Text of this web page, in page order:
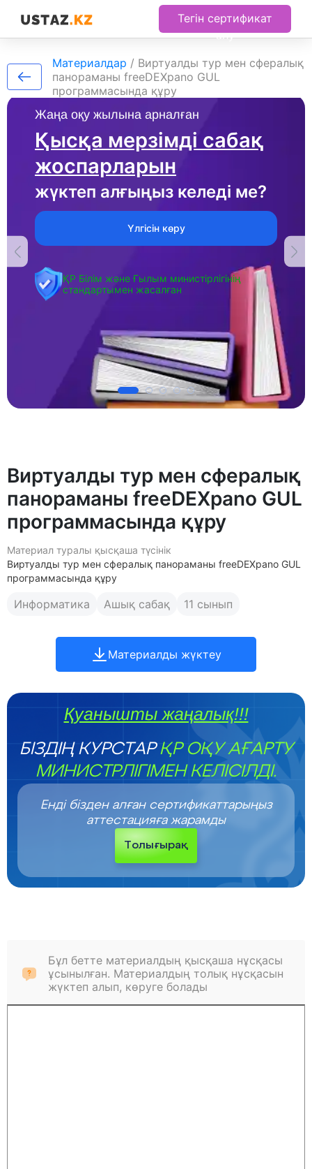
Тегін сертификат
алу
Жаңа оқу жылына арналған
Қысқа мерзімді сабақ
жоспарларын
жүктеп алғыңыз келеді ме?
Үлгісін көру
ҚР Білім және Ғылым министірлігінің
стандартымен жасалған
Материалдар / Виртуалды тур мен сфералық
панораманы freeDEXpano GUL
программасында құру
Виртуалды тур мен сфералық
панораманы freeDEXpano GUL
программасында құру
Материал туралы қысқаша түсінік
Виртуалды тур мен сфералық панораманы freeDEXpano GUL
программасында құру
Информатика Ашық сабақ 11 сынып
Материалды жүктеу
Қуанышты жаңалық!!!
БІЗДІҢ КУРСТАРҚР ОҚУ АҒАРТУ
МИНИСТРЛІГІМЕН КЕЛІСІЛДІ.
Енді бізден алған сертификаттарыңыз
аттестацияға жарамды
Толығырақ
Бұл бетте материалдың қысқаша нұсқасы
ұсынылған. Материалдың толық нұсқасын
жүктеп алып, көруге болады